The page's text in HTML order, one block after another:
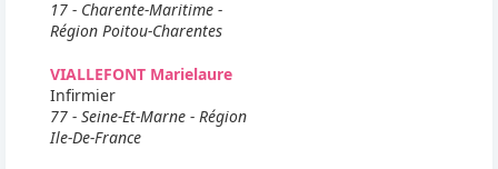
17 - Charente-Maritime -
Région Poitou-Charentes
VIALLEFONT Marielaure
Infirmier
77 - Seine-Et-Marne - Région
Ile-De-France